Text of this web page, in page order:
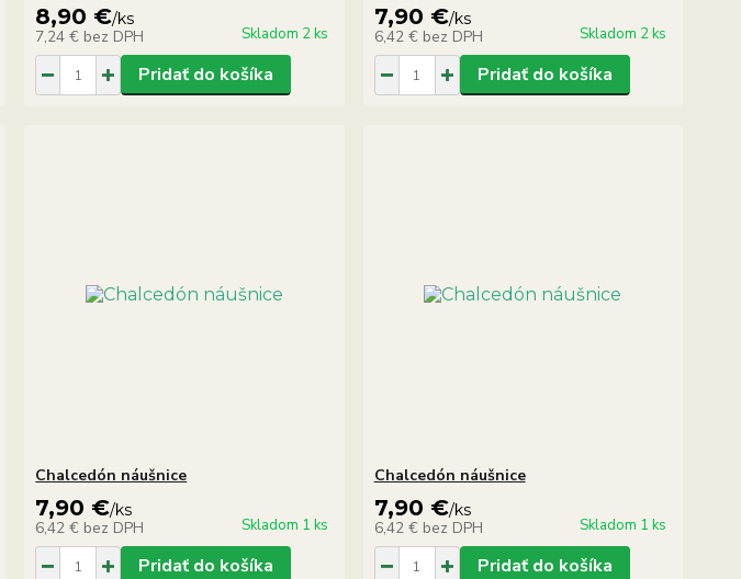
8,90 €/ks
7,24 € bez DPH Skladom 2 ks
Pridať do košíka
7,90 €/ks
6,42 € bez DPH Skladom 2 ks
Pridať do košíka
Chalcedón náušnice
7,90 €/ks
6,42 € bez DPH Skladom 1 ks
Pridať do košíka
Chalcedón náušnice
7,90 €/ks
6,42 € bez DPH Skladom 1 ks
Pridať do košíka